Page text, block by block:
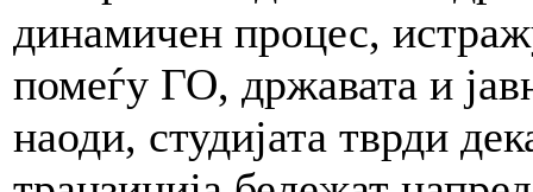
динамичен процес,
помеѓу ГО, државата и
наоди, студијата тврди